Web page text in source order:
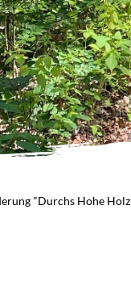
"Durchs Hohe